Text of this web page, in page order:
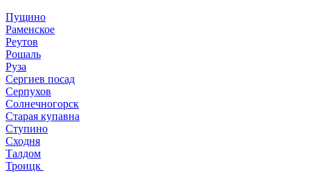
Пущино
Раменское
Реутов
Рошаль
Руза
Сергиев посад
Серпухов
Солнечногорск
Старая купавна
Ступино
Сходня
Талдом
Троицк